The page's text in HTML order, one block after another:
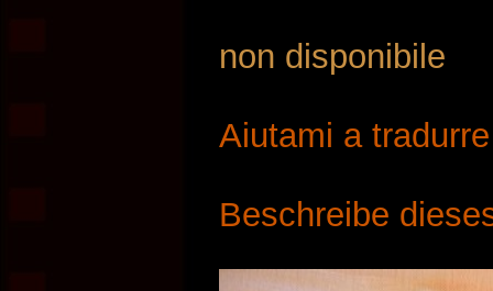
non disponibile
Aiutami a
Beschreibe